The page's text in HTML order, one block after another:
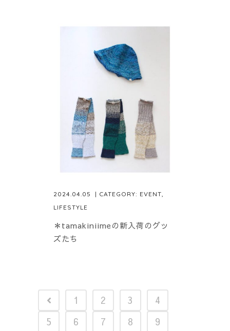
2024.04.05 | CATEGORY: EVENT,
LIFESTYLE
＊tamakiniimeの新入荷のグッ
ズたち
1 2 3
4
5
6 7 8
9